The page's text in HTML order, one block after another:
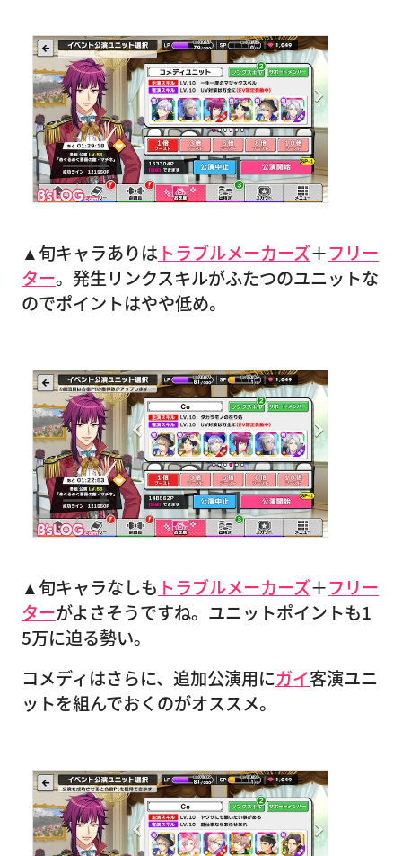
▲旬キャラありは トラブルメーカーズ＋フリー
ター。発生リンクスキルがふたつのユニットな
のでポイントはやや低め。
▲旬キャラなしも トラブルメーカーズ＋フリー
ターがよさそうですね。ユニットポイントも1
5万に迫る勢い。
コメディはさらに、追加公演用にガイ客演ユニ
ットを組んでおくのがオススメ。